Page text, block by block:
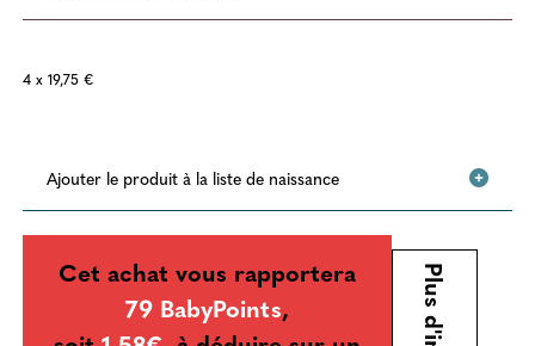
4 x 19,75 €
Ajouter le produit à la liste de naissance
Cet achat vous rapportera
79 BabyPoints,